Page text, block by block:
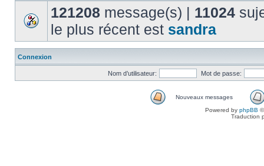
121208 message(s) | 11024
le plus récent est sandra
Connexion
Nom d’utilisateur: Mot de passe:
Nouveaux messages
Powered by phpBB
Traduction